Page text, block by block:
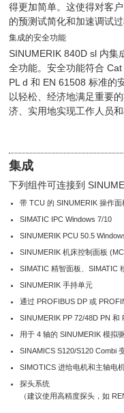
得更加简单。这使得对客
的预测试简化和加速调试过
集成的安全功能
SINUMERIK 840D sl 内集
全功能。安全功能符合
PL d 和 EN 61508 标准的
以轻松、经济地满足重要
济、实用地实现工作人员
集成
下列组件可连接到
带 TCU 的 SINUMERIK 操作面
SIMATIC IPC Windows 7/10
SINUMERIK PCU 50.5
SINUMERIK 机床控制面板
SIMATIC 精智面板、SIMATIC
SINUMERIK 手持单元
通过 PROFIBUS DP 或
SINUMERIK PP 72/48D PN 和
用于 4 轴的 SINUMERIK 模拟
SINAMICS S120/S120 Combi
SIMOTICS 进给电机和主轴电
探头系统
（建议使用高精度探头，如